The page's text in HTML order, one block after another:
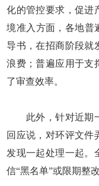
化的管控要求，促进
境准入方面，各地普
导书，在招商阶段就
浪费；普遍应用于支
了审查效率。
此外，针对近期一
回应说，对环评文件
发现一起处理一起。
信“黑名单”或限期整